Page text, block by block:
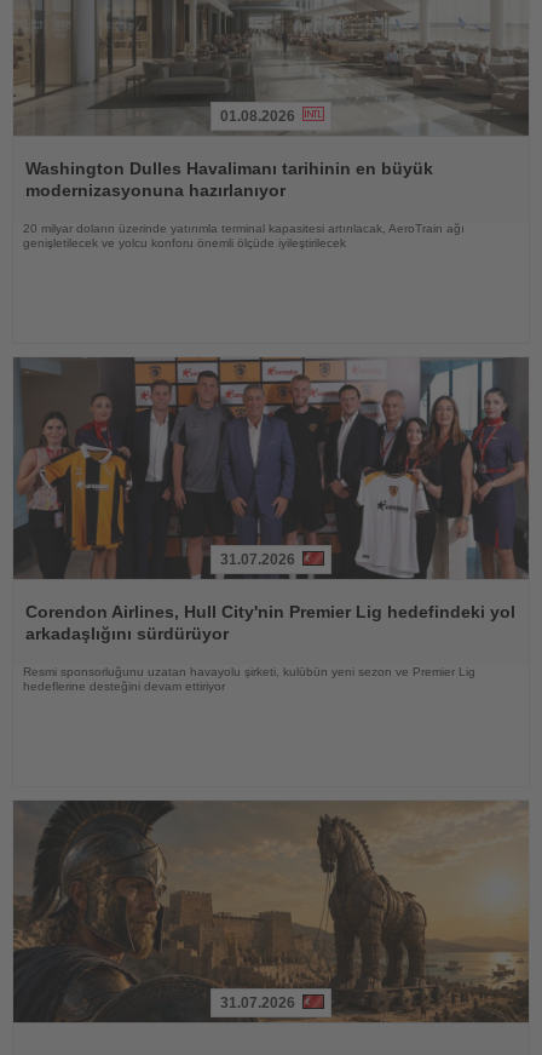
Oku
01.08.2026
Washington Dulles Havalimanı tarihinin en büyük
modernizasyonuna hazırlanıyor
20 milyar doların üzerinde yatırımla terminal kapasitesi artırılacak, AeroTrain ağı
genişletilecek ve yolcu konforu önemli ölçüde iyileştirilecek
Oku
31.07.2026
Corendon Airlines, Hull City'nin Premier Lig hedefindeki yol
arkadaşlığını sürdürüyor
Resmi sponsorluğunu uzatan havayolu şirketi, kulübün yeni sezon ve Premier Lig
hedeflerine desteğini devam ettiriyor
31.07.2026